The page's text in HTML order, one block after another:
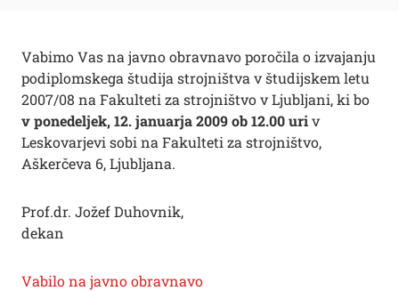
Vabimo Vas na javno obravnavo poročila o izvajanju
podiplomskega študija strojništva v študijskem letu
2007/08 na Fakulteti za strojništvo v Ljubljani, ki bo
v ponedeljek, 12. januarja 2009 ob 12.00 uriv
Leskovarjevi sobi na Fakulteti za strojništvo,
Aškerčeva 6, Ljubljana.
Prof.dr. Jožef Duhovnik,
dekan
Vabilo na javno obravnavo